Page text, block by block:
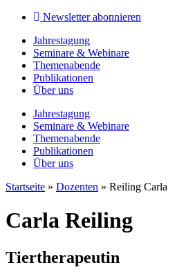
Newsletter abonnieren
Jahrestagung
Seminare & Webinare
Themenabende
Publikationen
Über uns
Jahrestagung
Seminare & Webinare
Themenabende
Publikationen
Über uns
Startseite » Dozenten » Reiling Carla
Carla Reiling
Tiertherapeutin